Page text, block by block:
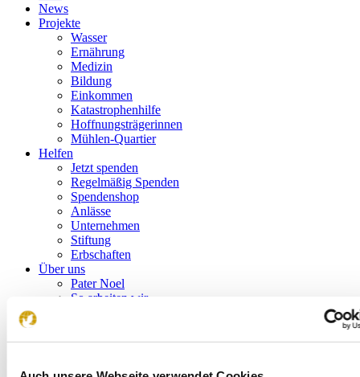
News
Projekte
Wasser
Ernährung
Medizin
Bildung
Einkommen
Katastrophenhilfe
Hoffnungsträgerinnen
Mühlen-Quartier
Helfen
Jetzt spenden
Regelmäßig Spenden
Spendenshop
Anlässe
Unternehmen
Stiftung
Erbschaften
Über uns
Pater Noel
So arbeiten wir
Unser Newsletter
Jetzt
spenden